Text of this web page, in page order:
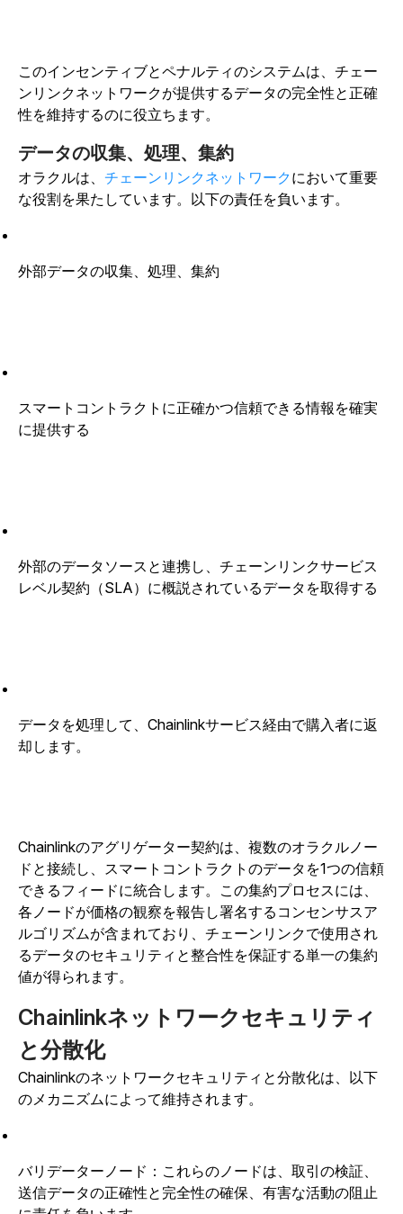
このインセンティブとペナルティのシステムは、チェー
ンリンクネットワークが提供するデータの完全性と正確
性を維持するのに役立ちます。
データの収集、処理、集約
オラクルは、 チェーンリンクネットワークにおいて重要
な役割を果たしています。以下の責任を負います。
外部データの収集、処理、集約
スマートコントラクトに正確かつ信頼できる情報を確実
に提供する
外部のデータソースと連携し、チェーンリンクサービス
レベル契約（SLA）に概説されているデータを取得する
データを処理して、Chainlinkサービス経由で購入者に返
却します。
Chainlinkのアグリゲーター契約は、複数のオラクルノー
ドと接続し、スマートコントラクトのデータを1つの信頼
できるフィードに統合します。この集約プロセスには、
各ノードが価格の観察を報告し署名するコンセンサスア
ルゴリズムが含まれており、チェーンリンクで使用され
るデータのセキュリティと整合性を保証する単一の集約
値が得られます。
Chainlinkネットワークセキュリティ
と分散化
Chainlinkのネットワークセキュリティと分散化は、以下
のメカニズムによって維持されます。
バリデーターノード：これらのノードは、取引の検証、
送信データの正確性と完全性の確保、有害な活動の阻止